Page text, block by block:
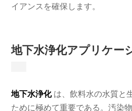
イアンスを確保します。
地下水浄化アプリケー
地下水浄化は、飲料水の水質と
ために極めて重要である。汚染